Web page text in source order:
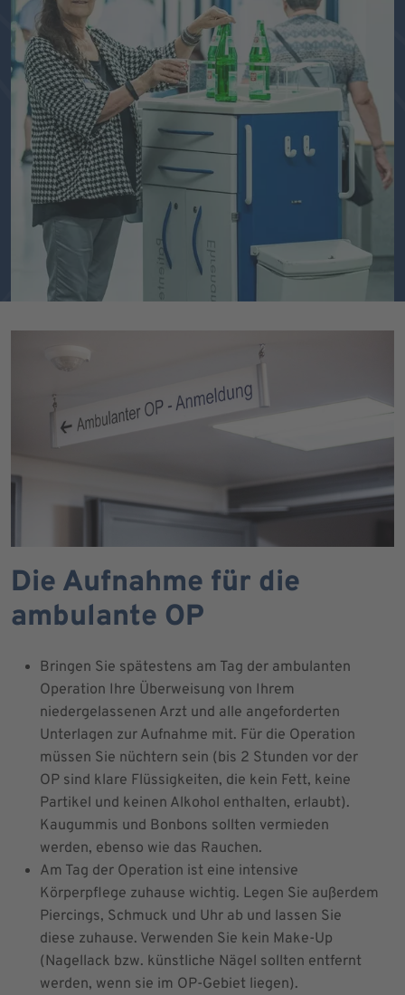
Die Aufnahme für die
ambulante OP
Bringen Sie spätestens am Tag der ambulanten
Operation Ihre Überweisung von Ihrem
niedergelassenen Arzt und alle angeforderten
Unterlagen zur Aufnahme mit. Für die Operation
müssen Sie nüchtern sein (bis 2 Stunden vor der
OP sind klare Flüssigkeiten, die kein Fett, keine
Partikel und keinen Alkohol enthalten, erlaubt).
Kaugummis und Bonbons sollten vermieden
werden, ebenso wie das Rauchen.
Am Tag der Operation ist eine intensive
Körperpflege zuhause wichtig. Legen Sie außerdem
Piercings, Schmuck und Uhr ab und lassen Sie
diese zuhause. Verwenden Sie kein Make-Up
(Nagellack bzw. künstliche Nägel sollten entfernt
werden, wenn sie im OP-Gebiet liegen).